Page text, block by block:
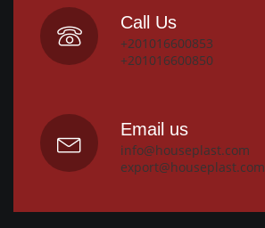
Call Us
+201016600853
+201016600850
Email us
info@houseplast.com
export@houseplast.com